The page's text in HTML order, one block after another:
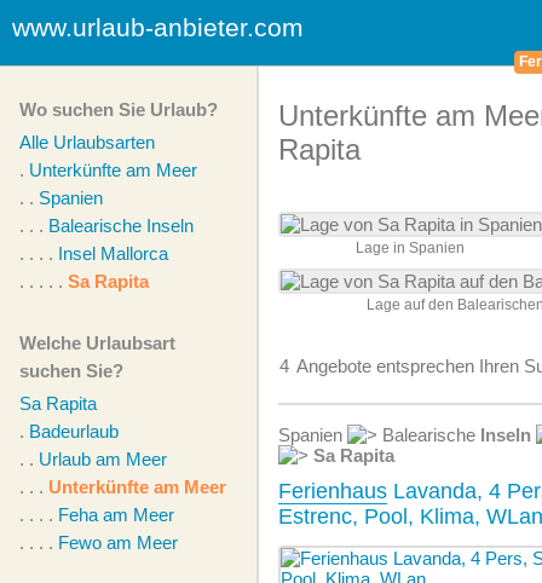
www.urlaub-anbieter.com
Wo suchen Sie Urlaub?
Alle Urlaubsarten
. Unterkünfte am Meer
. . Spanien
. . . Balearische Inseln
. . . . Insel Mallorca
. . . . . Sa Rapita
Welche Urlaubsart
suchen Sie?
Sa Rapita
. Badeurlaub
. . Urlaub am Meer
. . . Unterkünfte am Meer
. . . . Feha am Meer
. . . . Fewo am Meer
Unterkünfte am
Rapita
Lage in Spanien
Lage auf den
4 Angebote entsprechen Ihren
Spanien Balearische Inseln
Sa Rapita
Ferienhaus Lavanda, 4
Estrenc, Pool, Klima,